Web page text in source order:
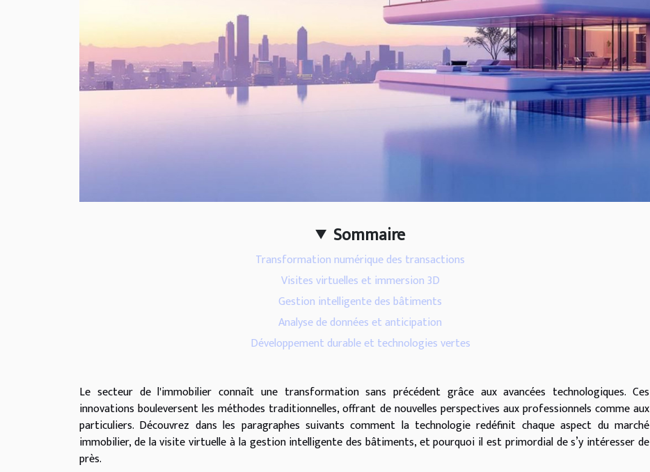
Sommaire
Transformation numérique des transactions
Visites virtuelles et immersion 3D
Gestion intelligente des bâtiments
Analyse de données et anticipation
Développement durable et technologies vertes
Le secteur de l'immobilier connaît une transformation sans précédent grâce aux avancées technologiques. Ces
innovations bouleversent les méthodes traditionnelles, offrant de nouvelles perspectives aux professionnels comme aux
particuliers. Découvrez dans les paragraphes suivants comment la technologie redéfinit chaque aspect du marché
immobilier, de la visite virtuelle à la gestion intelligente des bâtiments, et pourquoi il est primordial de s’y intéresser de
près.